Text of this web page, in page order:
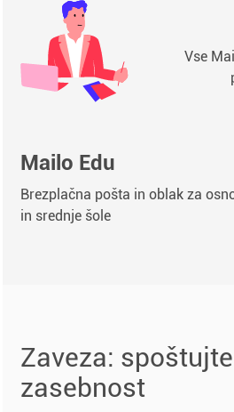
Vse
Mailo Edu
Brezplačna pošta in oblak za
in srednje šole
Zaveza:
zasebnost